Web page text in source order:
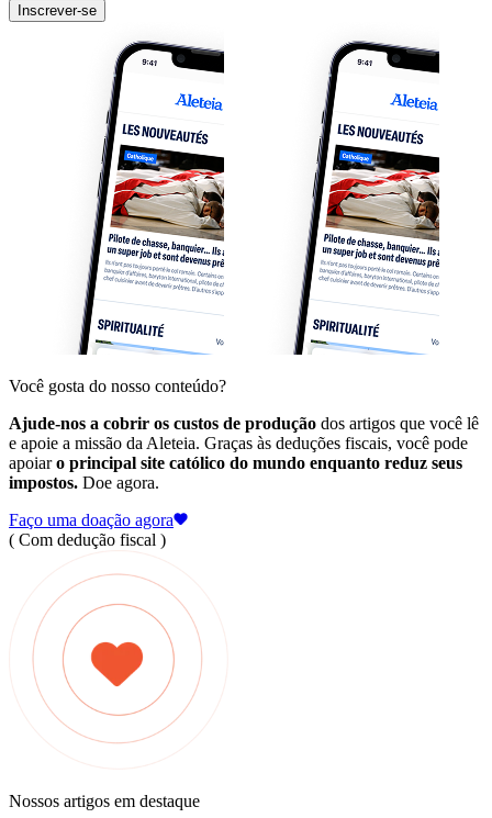
Inscrever-se
Você gosta do nosso conteúdo?
Ajude-nos a cobrir os custos de produção dos artigos que você lê
e apoie a missão da Aleteia. Graças às deduções fiscais, você pode
apoiaro principal site católico do mundo enquanto reduz seus
impostos. Doe agora.
Faço uma doação agora
( Com dedução fiscal )
Nossos artigos em destaque